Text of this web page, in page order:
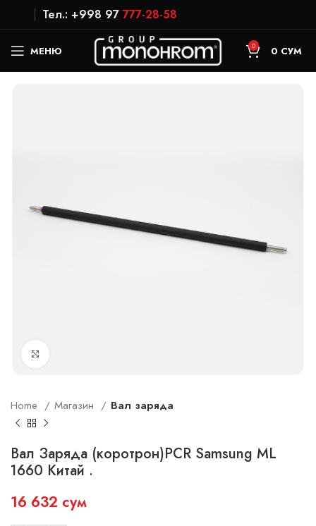
Тел.: +998 97 777-28-58
МЕНЮ 0 0 СУМ
Home Магазин Вал заряда
Вал Заряда (коротрон)PCR Samsung ML
1660 Китай .
16 632 сум